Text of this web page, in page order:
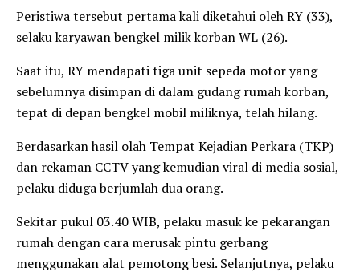
Peristiwa tersebut pertama kali diketahui oleh RY (33),
selaku karyawan bengkel milik korban WL (26).
Saat itu, RY mendapati tiga unit sepeda motor yang
sebelumnya disimpan di dalam gudang rumah korban,
tepat di depan bengkel mobil miliknya, telah hilang.
Berdasarkan hasil olah Tempat Kejadian Perkara (TKP)
dan rekaman CCTV yang kemudian viral di media sosial,
pelaku diduga berjumlah dua orang.
Sekitar pukul 03.40 WIB, pelaku masuk ke pekarangan
rumah dengan cara merusak pintu gerbang
menggunakan alat pemotong besi. Selanjutnya, pelaku